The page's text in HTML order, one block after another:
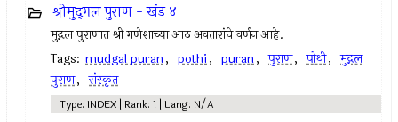
श्रीमुद्‍गल पुराण - खंड ४
मुद्गल पुराणात श्री गणेशाच्या आठ अवतारांचे वर्णन आहे.
Tags: mudgal puran, pothi, puran, पुराण, पोथी, मुद्गल
पुराण, संस्कृत
Type: INDEX | Rank: 1 | Lang: N/A